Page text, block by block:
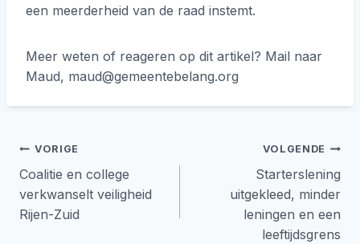
een meerderheid van de raad instemt.
Meer weten of reageren op dit artikel? Mail naar
Maud, maud@gemeentebelang.org
Bericht
navigatie
VORIGE
Coalitie en college
verkwanselt veiligheid
Rijen-Zuid
VOLGENDE
Starterslening
uitgekleed, minder
leningen en een
leeftijdsgrens